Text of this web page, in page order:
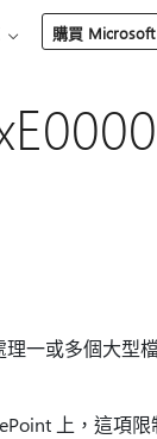
購買
一或多個大型
上，這項